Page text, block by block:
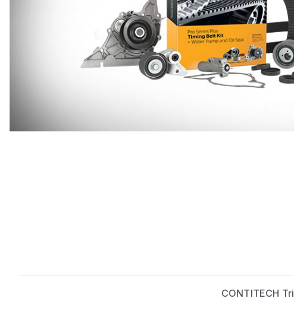
CONTITECH